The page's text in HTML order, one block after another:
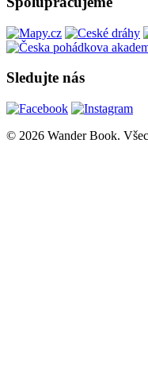
Sledujte nás
© 2026 Wander Book.